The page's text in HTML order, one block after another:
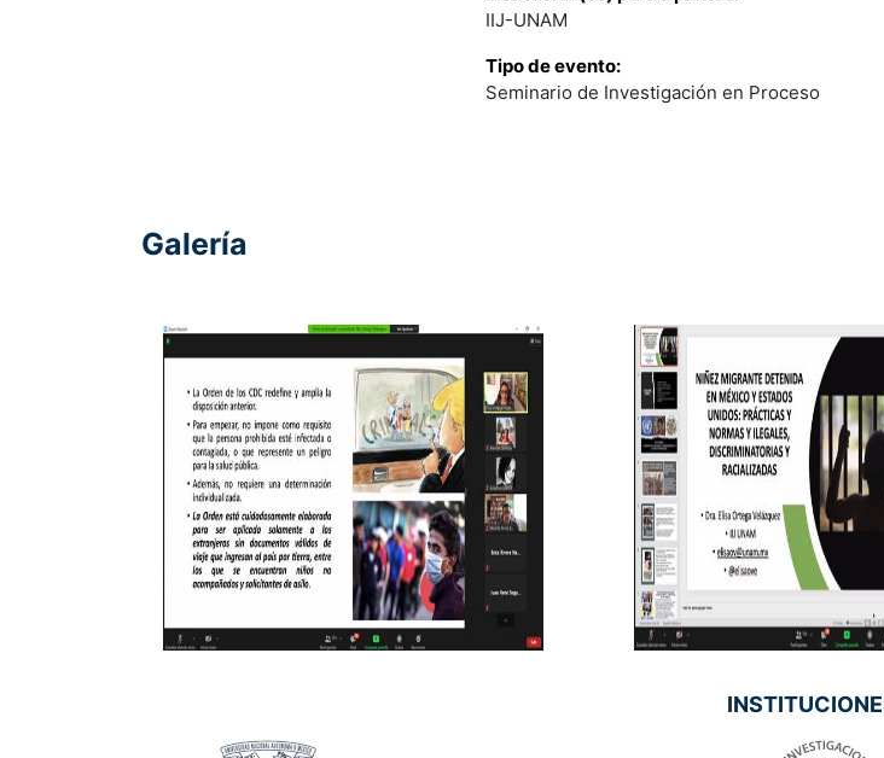
IIJ-UNAM
Tipo de evento:
Seminario de Investigación en Proceso
Galería